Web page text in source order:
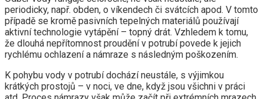
periodicky, např. obden, o víkendech či svátcích apod. V tomto
případě se kromě pasivních tepelných materiálů používají
aktivní technologie vytápění – topný drát. Vzhledem k tomu,
že dlouhá nepřítomnost proudění v potrubí povede k jejich
rychlému ochlazení a námraze s následným poškozením.
K pohybu vody v potrubí dochází neustále, s výjimkou
krátkých prostojů – v noci, ve dne, když jsou všichni v práci